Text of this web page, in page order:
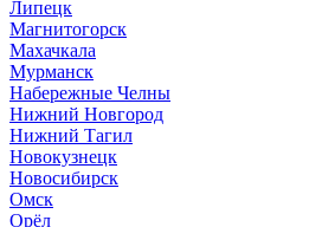
Липецк
Магнитогорск
Махачкала
Мурманск
Набережные Челны
Нижний Новгород
Нижний Тагил
Новокузнецк
Новосибирск
Омск
Орёл